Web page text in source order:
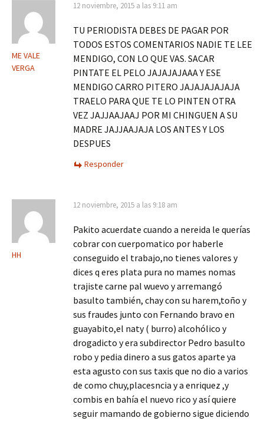
ME VALE
VERGA
12 noviembre, 2015 a las 9:11 am
TU PERIODISTA DEBES DE PAGAR POR
TODOS ESTOS COMENTARIOS NADIE TE LEE
MENDIGO, CON LO QUE VAS. SACAR
PINTATE EL PELO JAJAJAJAAA Y ESE
MENDIGO CARRO PITERO JAJAJAJAJAJA
TRAELO PARA QUE TE LO PINTEN OTRA
VEZ JAJJAAJAAJ POR MI CHINGUEN A SU
MADRE JAJJAAJAJA LOS ANTES Y LOS
DESPUES
Responder
HH
12 noviembre, 2015 a las 9:18 am
Pakito acuerdate cuando a nereida le querías
cobrar con cuerpomatico por haberle
conseguido el trabajo,no tienes valores y
dices q eres plata pura no mames nomas
trajiste carne pal wuevo y arremangó
basulto también, chay con su harem,toño y
sus fraudes junto con Fernando bravo en
guayabito,el naty ( burro) alcohólico y
drogadicto y era subdirector Pedro basulto
robo y pedia dinero a sus gatos aparte ya
esta agusto con sus taxis que no dio a varios
de como chuy,placesncia y a enriquez ,y
combis en bahía el nuevo rico y así quiere
seguir mamando de gobierno sigue diciendo